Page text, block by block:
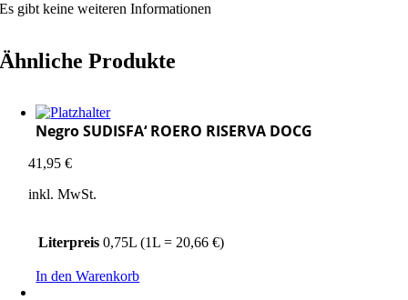
Es gibt keine weiteren Informationen
Ähnliche Produkte
Negro SUDISFA‘ ROERO RISERVA DOCG
41,95€
inkl. MwSt.
Literpreis 0,75L (1L = 20,66 €)
In den Warenkorb